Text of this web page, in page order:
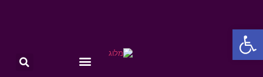
פתח סרגל נגישות